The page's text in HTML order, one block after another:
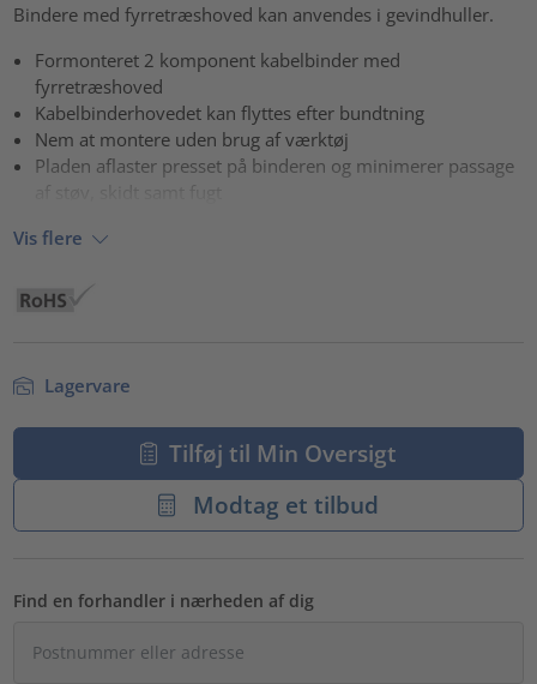
Bindere med fyrretræshoved kan anvendes i gevindhuller.
Formonteret 2 komponent kabelbinder med
fyrretræshoved
Kabelbinderhovedet kan flyttes efter bundtning
Nem at montere uden brug af værktøj
Pladen aflaster presset på binderen og minimerer passage
af støv, skidt samt fugt
Vis flere
Lagervare
Tilføj til Min Oversigt
Modtag et tilbud
Find en forhandler i nærheden af dig